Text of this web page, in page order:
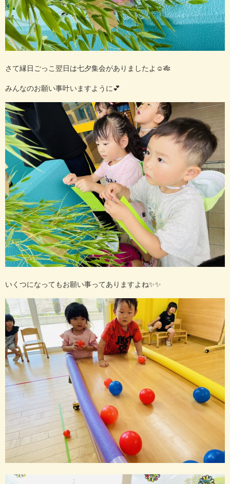
さて縁日ごっこ翌日は七夕集会がありましたよ☺️🎋
みんなのお願い事叶いますように💕
いくつになってもお願い事ってありますよね✨✨